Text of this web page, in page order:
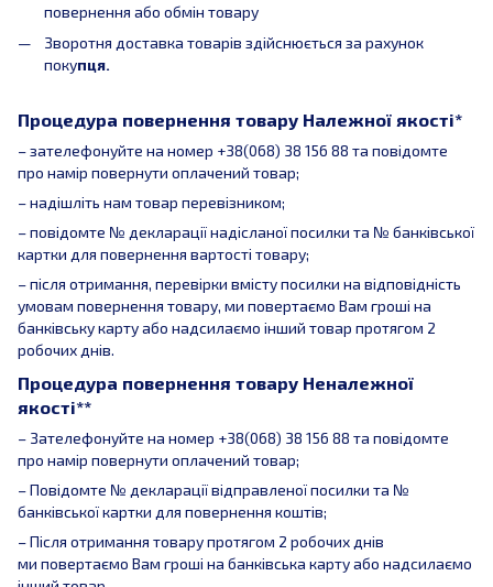
повернення або обмін товару
Зворотня доставка товарів здійснюється за рахунок
покупця.
Процедура повернення товару Належної якості*
– зателефонуйте на номер +38(068) 38 156 88 та повідомте
про намір повернути оплачений товар;
– надішліть нам товар перевізником;
– повідомте № декларації надісланої посилки та № банківської
картки для повернення вартості товару;
– після отримання, перевірки вмісту посилки на відповідність
умовам повернення товару, ми повертаємо Вам гроші на
банківську карту або надсилаємо інший товар протягом 2
робочих днів.
Процедура повернення товару Неналежної
якості**
– Зателефонуйте на номер +38(068) 38 156 88 та повідомте
про намір повернути оплачений товар;
– Повідомте № декларації відправленої посилки та №
банківської картки для повернення коштів;
– Після отримання товару протягом 2 робочих днів
ми повертаємо Вам гроші на банківська карту або надсилаємо